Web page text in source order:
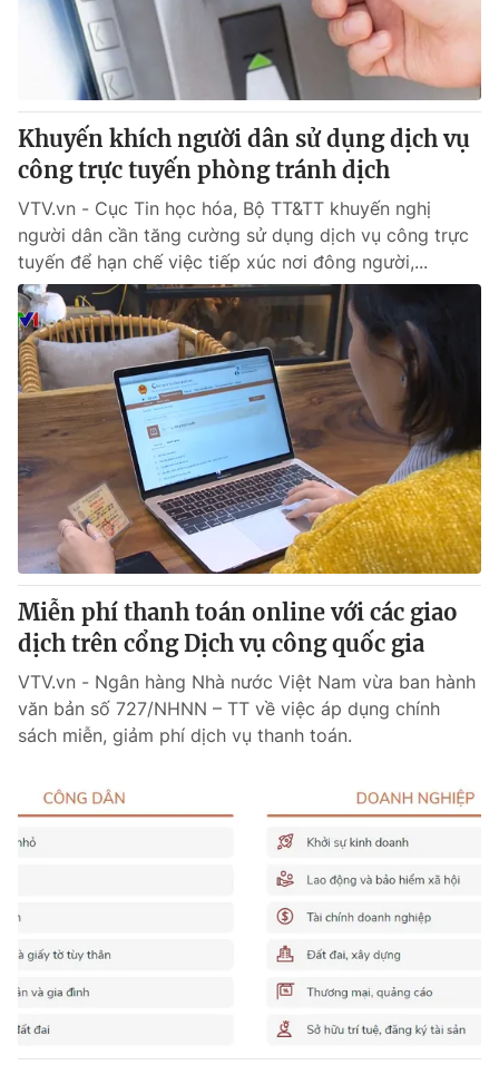
® Cấm sao chép dưới mọi hình thức nếu không có sự chấp
thuận bằng văn bản. Ghi rõ nguồn VTV.vn khi phát hành lại
thông tin từ website này.
Khuyến khích người dân sử dụng dịch vụ
công trực tuyến phòng tránh dịch
VTV.vn - Cục Tin học hóa, Bộ TT&TT khuyến nghị
người dân cần tăng cường sử dụng dịch vụ công trực
tuyến để hạn chế việc tiếp xúc nơi đông người,...
Miễn phí thanh toán online với các giao
dịch trên cổng Dịch vụ công quốc gia
VTV.vn - Ngân hàng Nhà nước Việt Nam vừa ban hành
văn bản số 727/NHNN – TT về việc áp dụng chính
sách miễn, giảm phí dịch vụ thanh toán.